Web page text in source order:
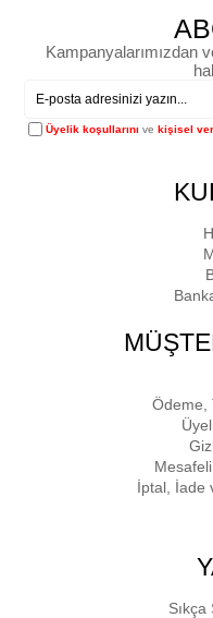
Kampanyalarımızdan
Üyelik koşullarını vekişisel
Ödeme,
İptal, İade